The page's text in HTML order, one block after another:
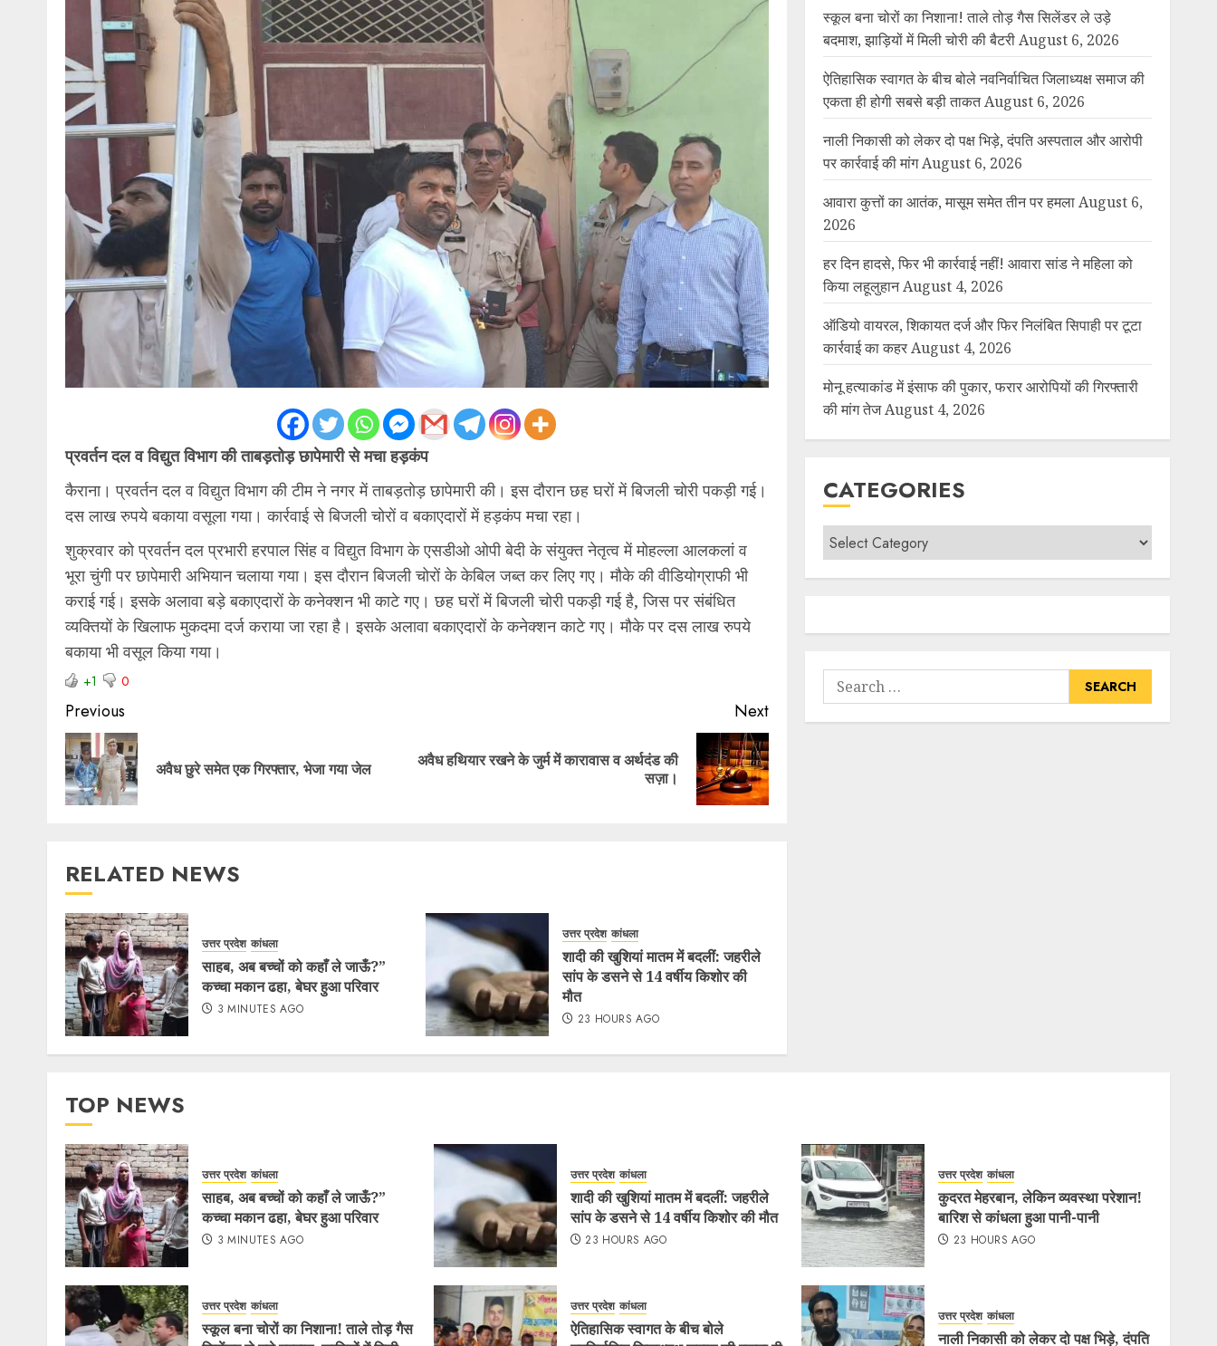
प्रवर्तन दल व विद्युत विभाग की ताबड़तोड़ छापेमारी से मचा हड़कंप
कैराना। प्रवर्तन दल व विद्युत विभाग की टीम ने नगर में ताबड़तोड़ छापेमारी की। इस दौरान छह घरों में बिजली चोरी पकड़ी गई।
दस लाख रुपये बकाया वसूला गया। कार्रवाई से बिजली चोरों व बकाएदारों में हड़कंप मचा रहा।
शुक्रवार को प्रवर्तन दल प्रभारी हरपाल सिंह व विद्युत विभाग के एसडीओ ओपी बेदी के संयुक्त नेतृत्व में मोहल्ला आलकलां व
भूरा चुंगी पर छापेमारी अभियान चलाया गया। इस दौरान बिजली चोरों के केबिल जब्त कर लिए गए। मौके की वीडियोग्राफी भी
कराई गई। इसके अलावा बड़े बकाएदारों के कनेक्शन भी काटे गए। छह घरों में बिजली चोरी पकड़ी गई है, जिस पर संबंधित
व्यक्तियों के खिलाफ मुकदमा दर्ज कराया जा रहा है। इसके अलावा बकाएदारों के कनेक्शन काटे गए। मौके पर दस लाख रुपये
बकाया भी वसूल किया गया।
+1 0
Previous
अवैध छुरे समेत एक गिरफ्तार, भेजा गया जेल
Next
अवैध हथियार रखने के जुर्म में कारावास व अर्थदंड की
सज़ा।
RELATED NEWS
उत्तर प्रदेश कांधला
साहब, अब बच्चों को कहाँ ले जाऊँ?”
कच्चा मकान ढहा, बेघर हुआ परिवार
3 MINUTES AGO
उत्तर प्रदेश कांधला
शादी की खुशियां मातम में बदलीं: जहरीले
सांप के डसने से 14 वर्षीय किशोर की
मौत
23 HOURS AGO
स्कूल बना चोरों का निशाना! ताले तोड़ गैस सिलेंडर ले उड़े
बदमाश, झाड़ियों में मिली चोरी की बैटरी August 6, 2026
ऐतिहासिक स्वागत के बीच बोले नवनिर्वाचित जिलाध्यक्ष समाज की
एकता ही होगी सबसे बड़ी ताकत August 6, 2026
नाली निकासी को लेकर दो पक्ष भिड़े, दंपति अस्पताल और आरोपी
पर कार्रवाई की मांग August 6, 2026
आवारा कुत्तों का आतंक, मासूम समेत तीन पर हमला August 6,
2026
हर दिन हादसे, फिर भी कार्रवाई नहीं! आवारा सांड ने महिला को
किया लहूलुहान August 4, 2026
ऑडियो वायरल, शिकायत दर्ज और फिर निलंबित सिपाही पर टूटा
कार्रवाई का कहर August 4, 2026
मोनू हत्याकांड में इंसाफ की पुकार, फरार आरोपियों की गिरफ्तारी
की मांग तेज August 4, 2026
CATEGORIES
TOP NEWS
उत्तर प्रदेश कांधला
साहब, अब बच्चों को कहाँ ले जाऊँ?”
कच्चा मकान ढहा, बेघर हुआ परिवार
3 MINUTES AGO
उत्तर प्रदेश कांधला
शादी की खुशियां मातम में बदलीं: जहरीले
सांप के डसने से 14 वर्षीय किशोर की मौत
23 HOURS AGO
उत्तर प्रदेश कांधला
कुदरत मेहरबान, लेकिन व्यवस्था परेशान!
बारिश से कांधला हुआ पानी-पानी
23 HOURS AGO
उत्तर प्रदेश कांधला
स्कूल बना चोरों का निशाना! ताले तोड़ गैस
उत्तर प्रदेश कांधला
ऐतिहासिक स्वागत के बीच बोले
उत्तर प्रदेश कांधला
नाली निकासी को लेकर दो पक्ष भिड़े, दंपति